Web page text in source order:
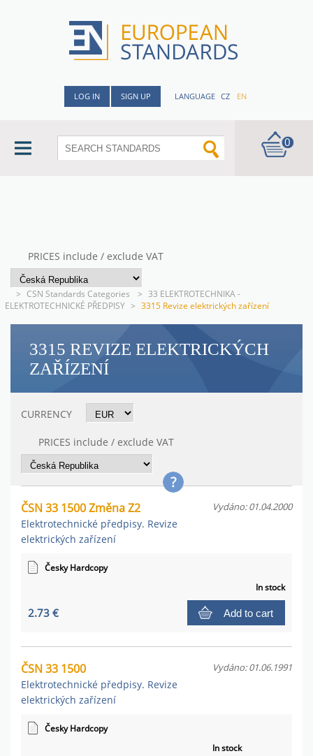
LOG IN SIGN UP LANGUAGE CZ EN
0
PRICES include / exclude VAT
> CSN Standards Categories > 33 ELEKTROTECHNIKA -
ELEKTROTECHNICKÉ PŘEDPISY > 3315 Revize elektrických zařízení
3315 REVIZE ELEKTRICKÝCH
ZAŘÍZENÍ
CURRENCY
PRICES include / exclude VAT
ČSN 33 1500 Změna Z2
Elektrotechnické předpisy. Revize
elektrických zařízení
Vydáno: 01.04.2000
Česky Hardcopy
In stock
2.73 € Add to cart
ČSN 33 1500
Elektrotechnické předpisy. Revize
elektrických zařízení
Vydáno: 01.06.1991
Česky Hardcopy
In stock